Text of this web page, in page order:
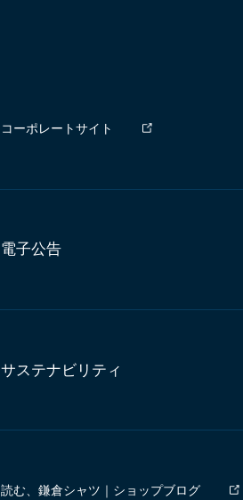
コーポレートサイト
電子公告
サステナビリティ
読む、鎌倉シャツ｜ショップブログ